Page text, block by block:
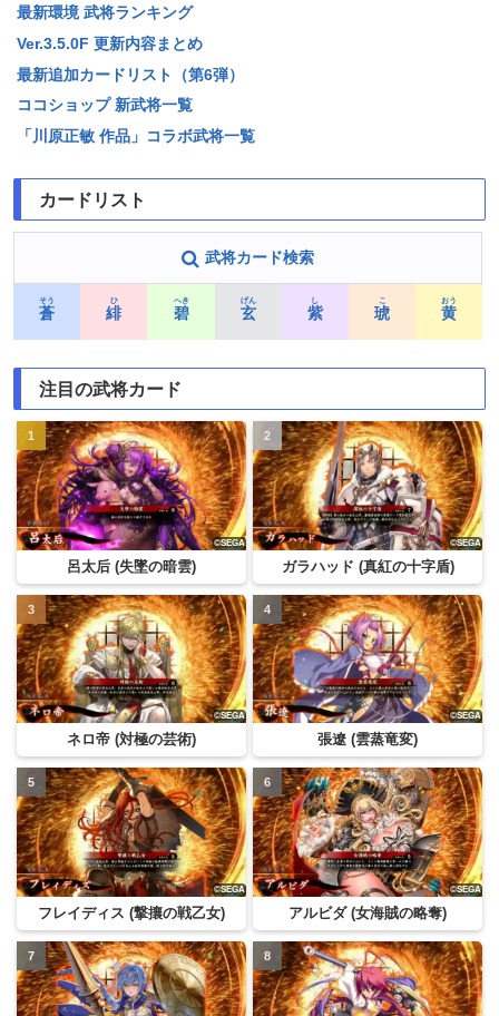
最新環境 武将ランキング
Ver.3.5.0F 更新内容まとめ
最新追加カードリスト（第6弾）
ココショップ 新武将一覧
「川原正敏 作品」コラボ武将一覧
カードリスト
武将カード検索
蒼
そう
緋
ひ
碧
へき
玄
げん
紫
し
琥
こ
黄
おう
注目の武将カード
呂太后 (失墜の暗雲) ガラハッド (真紅の十字盾)
ネロ帝 (対極の芸術) 張遼 (雲蒸竜変)
フレイディス (撃攘の戦乙女) アルビダ (女海賊の略奪)